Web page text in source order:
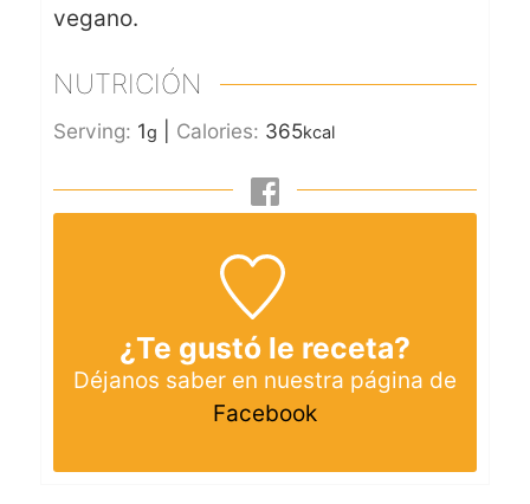
vegano.
NUTRICIÓN
Serving: 1g Calories: 365kcal
¿Te gustó le receta?
Déjanos saber en nuestra página de
Facebook